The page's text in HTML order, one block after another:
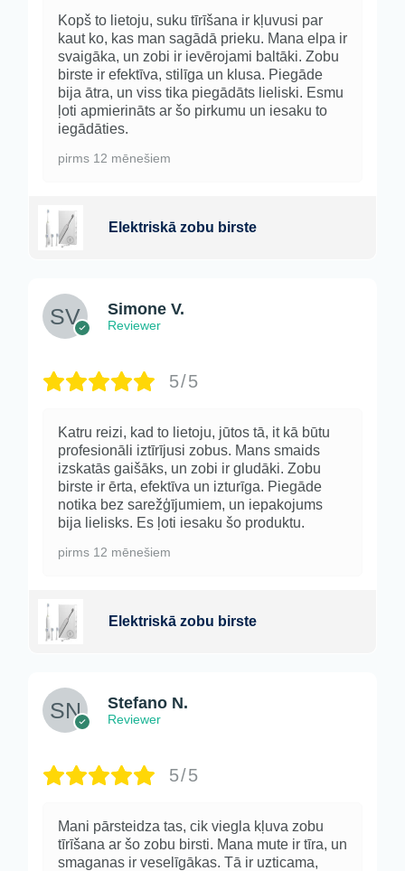
Kopš to lietoju, suku tīrīšana ir kļuvusi par
kaut ko, kas man sagādā prieku. Mana elpa ir
svaigāka, un zobi ir ievērojami baltāki. Zobu
birste ir efektīva, stilīga un klusa. Piegāde
bija ātra, un viss tika piegādāts lieliski. Esmu
ļoti apmierināts ar šo pirkumu un iesaku to
iegādāties.
pirms 12 mēnešiem
Elektriskā zobu birste
Simone V.
Reviewer
5/5
Katru reizi, kad to lietoju, jūtos tā, it kā būtu
profesionāli iztīrījusi zobus. Mans smaids
izskatās gaišāks, un zobi ir gludāki. Zobu
birste ir ērta, efektīva un izturīga. Piegāde
notika bez sarežģījumiem, un iepakojums
bija lielisks. Es ļoti iesaku šo produktu.
pirms 12 mēnešiem
Elektriskā zobu birste
Stefano N.
Reviewer
5/5
Mani pārsteidza tas, cik viegla kļuva zobu
tīrīšana ar šo zobu birsti. Mana mute ir tīra, un
smaganas ir veselīgākas. Tā ir uzticama,